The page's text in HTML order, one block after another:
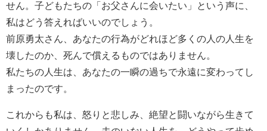
せん。子どもたちの「お父さんに会いたい」という声に、
私はどう答えればいいのでしょう。
前原勇太さん、あなたの行為がどれほど多くの人の人生を
壊したのか、死んで償えるものではありません。
私たちの人生は、あなたの一瞬の過ちで永遠に変わってし
まったのです。
これからも私は、怒りと悲しみ、絶望と闘いながら生きて